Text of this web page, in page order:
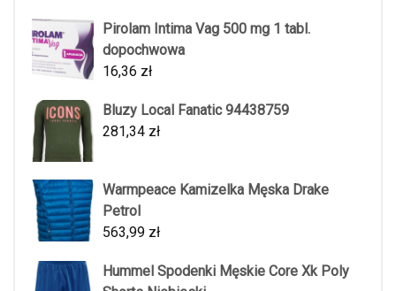
Pirolam Intima Vag 500 mg 1 tabl.
dopochwowa
16,36 zł
Bluzy Local Fanatic 94438759
281,34 zł
Warmpeace Kamizelka Męska Drake
Petrol
563,99 zł
Hummel Spodenki Męskie Core Xk Poly